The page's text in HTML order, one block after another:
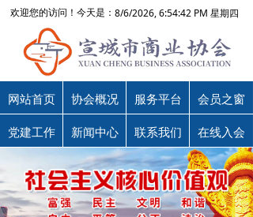
8/6/2026, 6:54:42 PM 星期四
欢迎您的访问！今天是：
网站首页 协会概况 服务平台 会员之窗
党建工作 新闻中心 联系我们 在线入会